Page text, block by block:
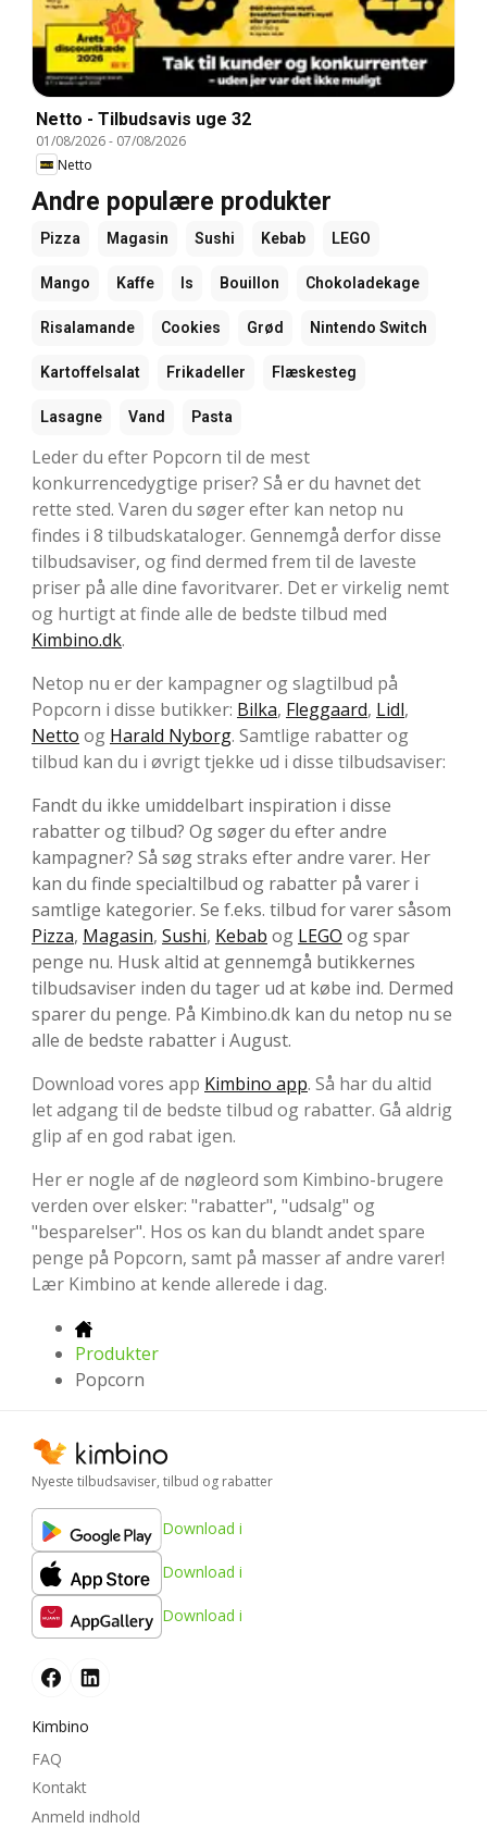
Netto - Tilbudsavis uge 32
01/08/2026- 07/08/2026
Netto
Andre populære produkter
Pizza Magasin Sushi Kebab LEGO
Mango Kaffe Is Bouillon Chokoladekage
Risalamande Cookies Grød Nintendo Switch
Kartoffelsalat Frikadeller Flæskesteg
Lasagne Vand Pasta
Leder du efter Popcorn til de mest
konkurrencedygtige priser? Så er du havnet det
rette sted. Varen du søger efter kan netop nu
findes i 8 tilbudskataloger. Gennemgå derfor disse
tilbudsaviser, og find dermed frem til de laveste
priser på alle dine favoritvarer. Det er virkelig nemt
og hurtigt at finde alle de bedste tilbud med
Kimbino.dk.
Netop nu er der kampagner og slagtilbud på
Popcorn i disse butikker: Bilka, Fleggaard, Lidl,
Netto og Harald Nyborg. Samtlige rabatter og
tilbud kan du i øvrigt tjekke ud i disse tilbudsaviser:
Fandt du ikke umiddelbart inspiration i disse
rabatter og tilbud? Og søger du efter andre
kampagner? Så søg straks efter andre varer. Her
kan du finde specialtilbud og rabatter på varer i
samtlige kategorier. Se f.eks. tilbud for varer såsom
Pizza, Magasin, Sushi, Kebab og LEGO og spar
penge nu. Husk altid at gennemgå butikkernes
tilbudsaviser inden du tager ud at købe ind. Dermed
sparer du penge. På Kimbino.dk kan du netop nu se
alle de bedste rabatter i August.
Download vores app Kimbino app. Så har du altid
let adgang til de bedste tilbud og rabatter. Gå aldrig
glip af en god rabat igen.
Her er nogle af de nøgleord som Kimbino-brugere
verden over elsker: "rabatter", "udsalg" og
"besparelser". Hos os kan du blandt andet spare
penge på Popcorn, samt på masser af andre varer!
Lær Kimbino at kende allerede i dag.
Produkter
Popcorn
Nyeste tilbudsaviser, tilbud og rabatter
Download i
Download i
Download i
Kimbino
FAQ
Kontakt
Anmeld indhold